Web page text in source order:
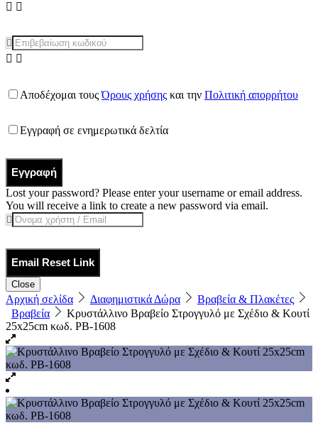
Αποδέχομαι τουςΌρους χρήσης και την Πολιτική απορρήτου
Εγγραφή σε ενημερωτικά δελτία
Εγγραφή
Lost your password? Please enter your username or email address.
You will receive a link to create a new password via email.
Email Reset Link
Close
Αρχική σελίδα Διαφημιστικά Δώρα
Βραβεία & Πλακέτες
Βραβεία
Κρυστάλλινo Βραβείο Στρογγυλό με Σχέδιο & Κουτί
25x25cm κωδ. PB-1608